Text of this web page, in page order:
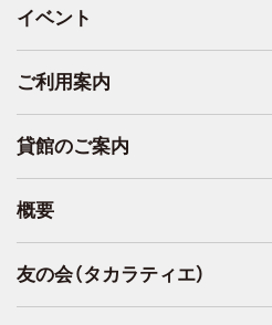
イベント
ご利用案内
貸館のご案内
概要
友の会（タカラティエ）